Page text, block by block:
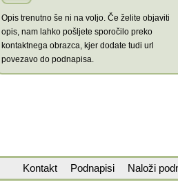
Opis trenutno še ni na voljo. Če želite objaviti
opis, nam lahko pošljete sporočilo preko
kontaktnega obrazca, kjer dodate tudi url
povezavo do podnapisa.
Kontakt Podnapisi Naloži